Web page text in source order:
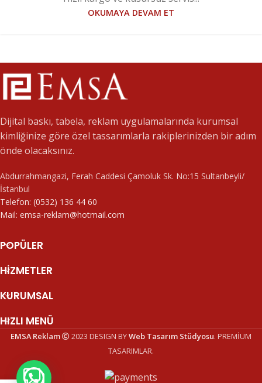
OKUMAYA DEVAM ET
Dijital baskı, tabela, reklam uygulamalarında kurumsal
kimliğinize göre özel tassarımlarla rakiplerinizden bir adım
önde olacaksınız.
Abdurrahmangazi, Ferah Caddesi Çamoluk Sk. No:15 Sultanbeyli/
İstanbul
Telefon: (0532) 136 44 60
Mail: emsa-reklam@hotmail.com
POPÜLER
HIZMETLER
KURUMSAL
HIZLI MENÜ
EMSA Reklam 2023 DESIGN BYWeb Tasarım Stüdyosu. PREMİUM
TASARIMLAR.